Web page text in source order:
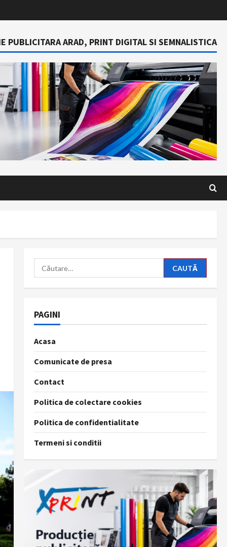
PUBLICITARA ARAD, PRINT DIGITAL SI SEMNALISTICA
Caută
după:
PAGINI
Acasa
Comunicate de presa
Contact
Politica de colectare cookies
Politica de confidentialitate
Termeni si conditii